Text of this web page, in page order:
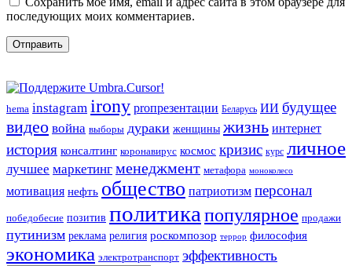
последующих моих комментариев.
hema instagram irony proпрезентации Беларусь ИИ будущее
видео война выборы дураки женщины жизнь интернет
история консалтинг коронавирус космос кризис курс личное
лучшее маркетинг менеджмент метафора моноколесо
мотивация нефть общество патриотизм персонал
победобесие позитив политика популярное продажи
путинизм реклама религия роскомпозор террор философия
экономика электротранспорт эффективность